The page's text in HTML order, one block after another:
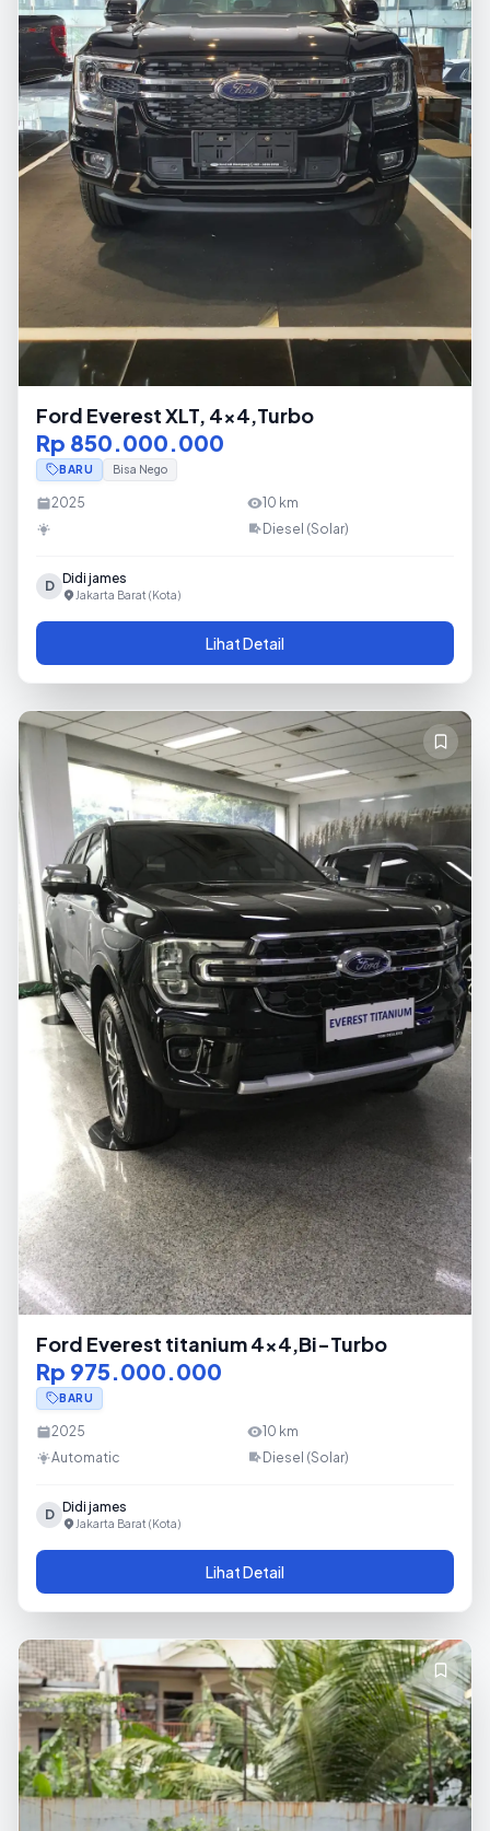
Ford Everest XLT, 4x4,Turbo
Rp 850.000.000
BARU Bisa Nego
2025 10 km
Diesel (Solar)
D Didi james
Jakarta Barat (Kota)
Lihat Detail
Ford Everest titanium 4x4,Bi-Turbo
Rp 975.000.000
BARU
2025 10 km
Automatic
Diesel (Solar)
D Didi james
Jakarta Barat (Kota)
Lihat Detail